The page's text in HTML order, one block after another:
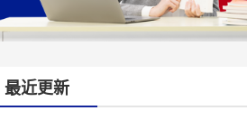
最近更新